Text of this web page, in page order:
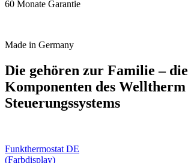
60 Monate Garantie
Made in Germany
Die gehören zur Familie – die
Komponenten des Welltherm
Steuerungssystems
Funkthermostat DE
(Farbdisplay)